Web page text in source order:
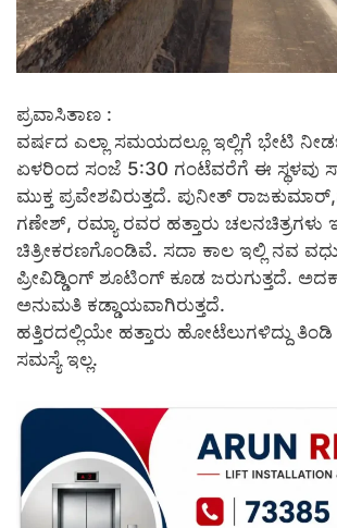
ಪ್ರವಾಸಿತಾಣ :
ವರ್ಷದ ಎಲ್ಲಾ ಸಮಯದಲ್ಲೂ ಇಲ್ಲಿಗೆ ಭೇಟಿ
ಏಳರಿಂದ ಸಂಜೆ 5:30 ಗಂಟೆವರೆಗೆ ಈ ಸ್ಥಳವು
ಮುಕ್ತ ಪ್ರವೇಶವಿರುತ್ತದೆ. ಪುನೀತ್
ಗಣೇಶ್, ರಮ್ಯಾ ರವರ ಹತ್ತಾರು ಚಲನಚಿತ್ರಗಳು
ಚಿತ್ರೀಕರಣಗೊಂಡಿವೆ. ಸದಾ ಕಾಲ ಇಲ್ಲಿ ನವ
ಪ್ರೀವಿಡ್ಡಿಂಗ್ ಶೂಟಿಂಗ್ ಕೂಡ ಜರುಗುತ್ತದೆ.
ಅನುಮತಿ ಕಡ್ಡಾಯವಾಗಿರುತ್ತದೆ.
ಹತ್ತಿರದಲ್ಲಿಯೇ ಹತ್ತಾರು ಹೋಟೆಲುಗಳಿದ್ದು
ಸಮಸ್ಯೆ ಇಲ್ಲ.